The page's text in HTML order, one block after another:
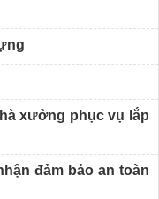
xưởng phục vụ lắp
đảm bảo an toàn